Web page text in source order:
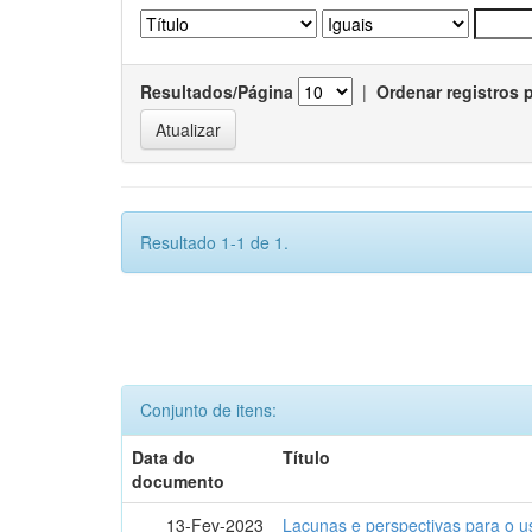
Resultados/Página | Ordenar registros
Resultado 1-1 de 1.
Conjunto de itens:
Data do
documento
Título
13-Fev-2023 Lacunas e perspectivas para o